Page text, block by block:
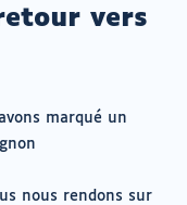
vers
marqué un
nous rendons sur